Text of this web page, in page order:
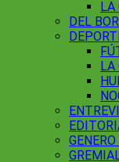
LA
DEL
LA